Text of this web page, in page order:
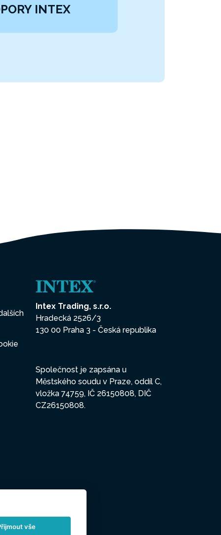
INTEX
Intex Trading, s.r.o.
Hradecká 2526/3
130 00 Praha 3 - Česká republika
Společnost je zapsána u
Městského soudu v Praze, oddíl C,
vložka 74759, IČ 26150808, DIČ
CZ26150808.
vše